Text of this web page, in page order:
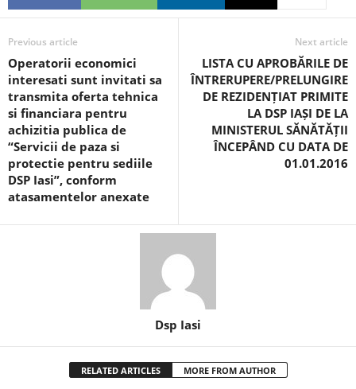
Previous article
Operatorii economici
interesati sunt invitati sa
transmita oferta tehnica
si financiara pentru
achizitia publica de
“Servicii de paza si
protectie pentru sediile
DSP Iasi”, conform
atasamentelor anexate
Next article
LISTA CU APROBĂRILE DE
ÎNTRERUPERE/PRELUNGIRE
DE REZIDENȚIAT PRIMITE
LA DSP IAȘI DE LA
MINISTERUL SĂNĂTĂȚII
ÎNCEPÂND CU DATA DE
01.01.2016
Dsp Iasi
RELATED ARTICLES MORE FROM AUTHOR